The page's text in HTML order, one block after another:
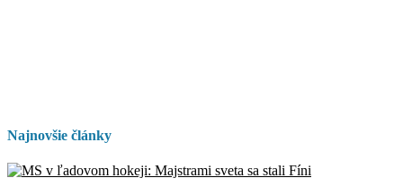
Najnovšie články